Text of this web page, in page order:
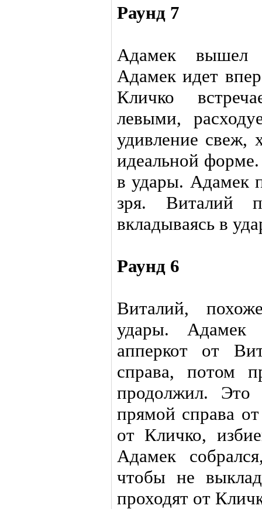
Раунд 7
Адамек вышел
Адамек идет
Кличко
левыми,
удивление
идеальной
в удары. Адамек
зря. Виталий
вкладываясь в
Раунд 6
Виталий,
удары. Адамек
апперкот от
справа, потом
продолжил. Это
прямой справа
от Кличко,
Адамек
чтобы не
проходят от